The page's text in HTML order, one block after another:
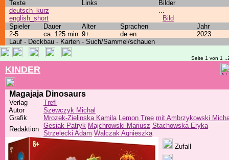
Texte Links
Bilder
deutsch_kurz
english_short
...
Bild
Spieler
Dauer Alter Sprachen
Jahr
2-5
ca. 125 min 9+ de en
2023
Lauf - Deckbau - Karten - Such/Sammel/schauen
Seite 1 von 1
KINDER
Magajaja Dinosaurs
Verlag
Trefl
Autor
Szewczyk Michal
Grafik
Mrozek-Zielinska Kamila Lemon Tree mit Ambrzykowski
Redaktion Gesiak Patryk Majchrowski Mariusz Stachowska Eryka
Strzelecki Adam Walczak Agnieszka
Zufall